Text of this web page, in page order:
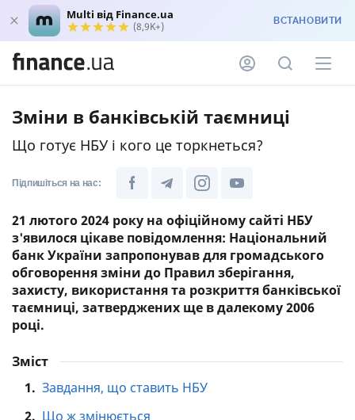
Multi від Finance.ua
(8,9K+) ВСТАНОВИТИ
Зміни в банківській таємниці
Що готує НБУ і кого це торкнеться?
Підпишіться на нас:
21 лютого 2024 року на офіційному сайті НБУ
з'явилося цікаве повідомлення: Національний
банк України запропонував для громадського
обговорення зміни до Правил зберігання,
захисту, використання та розкриття банківської
таємниці, затверджених ще в далекому 2006
році.
Зміст
1. Завдання, що ставить НБУ
2. Що ж змінюється